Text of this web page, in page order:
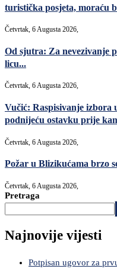
turistička posjeta, moraću
Četvrtak, 6 Augusta 2026,
Od sjutra: Za nevezivanje
licu...
Četvrtak, 6 Augusta 2026,
Vučić: Raspisivanje izbora
podnijeću ostavku prije
Četvrtak, 6 Augusta 2026,
Požar u Blizikućama brzo
Četvrtak, 6 Augusta 2026,
Pretraga
Najnovije vijesti
Potpisan ugovor za